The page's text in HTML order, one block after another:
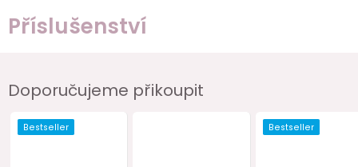
Příslušenství
Doporučujeme přikoupit